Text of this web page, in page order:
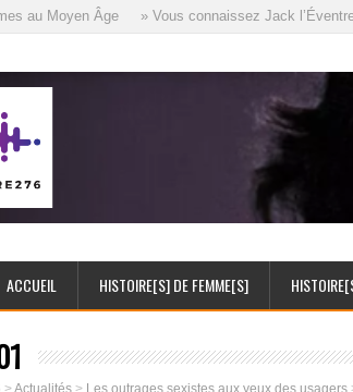
au Moyen Âge » Vous connaissez Jack
ACCUEIL HISTOIRE[S] DE FEMME[S]